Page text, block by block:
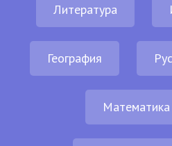
Литература
География